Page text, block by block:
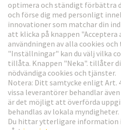
Gå till registrering
Social Media
Sverige